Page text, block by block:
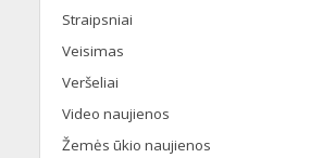
Straipsniai
Veisimas
Veršeliai
Video naujienos
Žemės ūkio naujienos